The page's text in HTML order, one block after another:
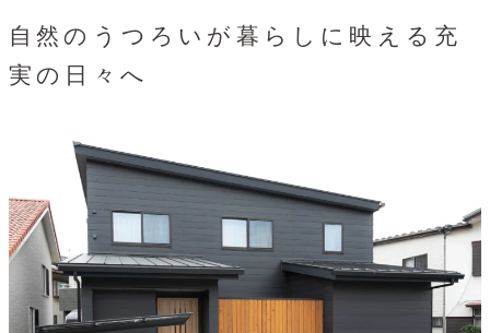
自然のうつろいが暮らしに映える充
実の日々へ